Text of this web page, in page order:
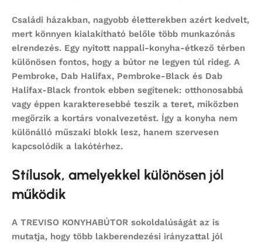
Családi házakban, nagyobb életterekben azért kedvelt,
mert könnyen kialakítható belőle több munkazónás
elrendezés. Egy nyitott nappali-konyha-étkező térben
különösen fontos, hogy a bútor ne legyen túl rideg. A
Pembroke, Dab Halifax, Pembroke-Black és Dab
Halifax-Black frontok ebben segítenek: otthonosabbá
vagy éppen karakteresebbé teszik a teret, miközben
megőrzik a kortárs vonalvezetést. Így a konyha nem
különálló műszaki blokk lesz, hanem szervesen
kapcsolódik a lakótérhez.
Stílusok, amelyekkel különösen jól
működik
A TREVISO KONYHABÚTOR sokoldalúságát az is
mutatja, hogy több lakberendezési irányzattal jól